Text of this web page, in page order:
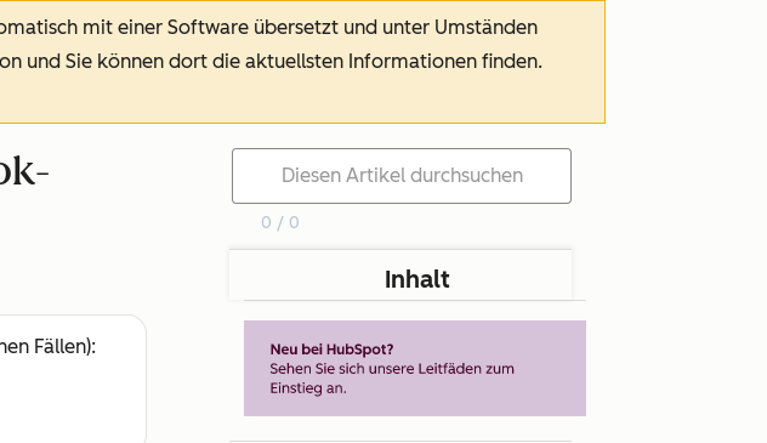
mit einer Software übersetzt und unter Umständen
und Sie können dort die aktuellsten Informationen finden.
Fällen):
0 / 0
Inhalt